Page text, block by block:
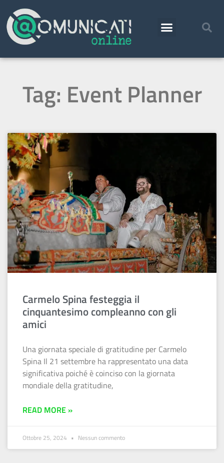
Tag: Event Planner
Carmelo Spina festeggia il
cinquantesimo compleanno con gli
amici
Una giornata speciale di gratitudine per Carmelo
Spina Il 21 settembre ha rappresentato una data
significativa poiché è coinciso con la giornata
mondiale della gratitudine,
READ MORE »
Ottobre 25, 2024 Nessun commento